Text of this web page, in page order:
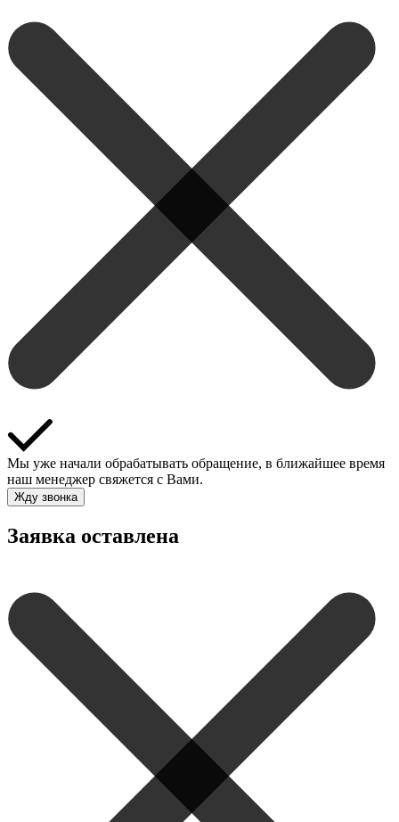
Мы уже начали обрабатывать обращение, в ближайшее время
наш менеджер свяжется с Вами.
Жду звонка
Заявка оставлена